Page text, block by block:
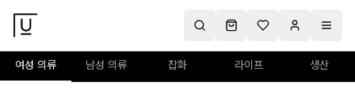
여성 의류 남성 의류 잡화 라이프 생산